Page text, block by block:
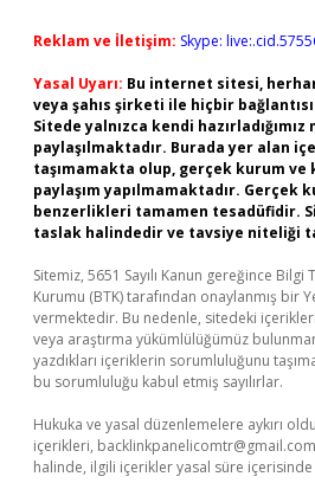
Reklam ve İletişim: Skype:
Yasal Uyarı: Bu internet sitesi,
veya şahıs şirketi ile hiçbir
Sitede yalnızca kendi
paylaşılmaktadır. Burada yer alan
taşımamakta olup, gerçek kurum ve
paylaşım yapılmamaktadır. Gerçek
benzerlikleri tamamen tesadüfidir.
taslak halindedir ve tavsiye niteliği
Sitemiz, 5651 Sayılı Kanun gereğince
Kurumu (BTK) tarafından onaylanmış bir
vermektedir. Bu nedenle, sitedeki
veya araştırma yükümlülüğümüz
yazdıkları içeriklerin sorumluluğunu
bu sorumluluğu kabul etmiş sayılırlar.
Hukuka ve yasal düzenlemelere aykırı
içerikleri, backlinkpanelicomtr@gmail.com
halinde, ilgili içerikler yasal süre içerisinde